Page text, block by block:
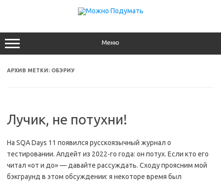
Меню
АРХИВ МЕТКИ: ОБЭРИУ
Лучик, не потухни!
На SQA Days 11 появился русскоязычный журнал о
тестировании. Апдейт из 2022-го года: он потух. Если кто его
читал «от и до» — давайте рассуждать. Сходу проясним мой
бэкграунд в этом обсуждении: я некоторе время был